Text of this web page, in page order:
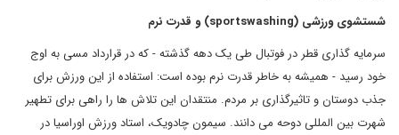
شستشوی ورزشی (sportswashing) و قدرت نرم
سرمایه گذاری قطر در فوتبال طی یک دهه گذشته - که در قرارداد مسی به اوج
خود رسید - همیشه به خاطر قدرت نرم بوده است: استفاده از این ورزش برای
جذب دوستان و تاثیرگذاری بر مردم. منتقدان این تلاش ها را راهی برای تطهیر
شهرت بین المللی دوحه می دانند. سیمون چادویک، استاد ورزش اوراسیا در